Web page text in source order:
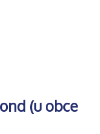
(u obce